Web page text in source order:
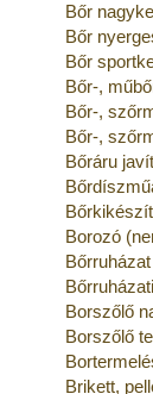
Bőr
Bőr
Bőr
Bőr-,
Bőr-,
Bőr-,
Bőráru
Borozó
Borszőlő
Borszőlő
Brikett,